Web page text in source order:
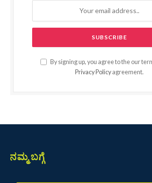
By signing up, you agree to the our
Privacy Policy agreement.
ನಮ್ಮ ಬಗ್ಗೆ